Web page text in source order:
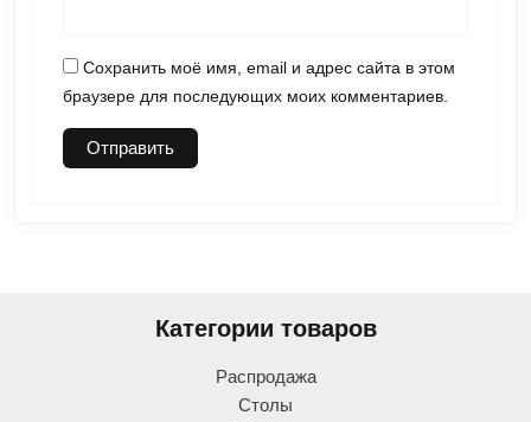
Сохранить моё имя, email и адрес сайта в этом
браузере для последующих моих комментариев.
Категории товаров
Распродажа
Столы